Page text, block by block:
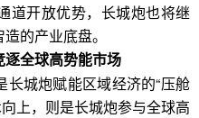
道开放优势，长城炮也将继
的产业底盘。
逐全球高势能市场
城炮赋能区域经济的“压舱
上，则是长城炮参与全球高